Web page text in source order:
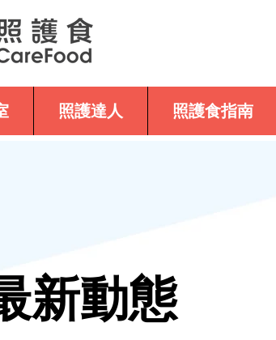
照護達人 照護食指南
新動態